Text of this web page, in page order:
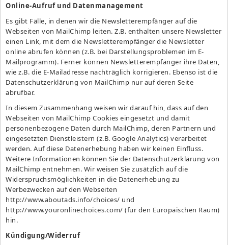
Online-Aufruf und Datenmanagement
Es gibt Fälle, in denen wir die Newsletterempfänger auf die
Webseiten von MailChimp leiten. Z.B. enthalten unsere Newsletter
einen Link, mit dem die Newsletterempfänger die Newsletter
online abrufen können (z.B. bei Darstellungsproblemen im E-
Mailprogramm). Ferner können Newsletterempfänger ihre Daten,
wie z.B. die E-Mailadresse nachträglich korrigieren. Ebenso ist die
Datenschutzerklärung von MailChimp nur auf deren Seite
abrufbar.
In diesem Zusammenhang weisen wir darauf hin, dass auf den
Webseiten von MailChimp Cookies eingesetzt und damit
personenbezogene Daten durch MailChimp, deren Partnern und
eingesetzten Dienstleistern (z.B. Google Analytics) verarbeitet
werden. Auf diese Datenerhebung haben wir keinen Einfluss.
Weitere Informationen können Sie der Datenschutzerklärung von
MailChimp entnehmen. Wir weisen Sie zusätzlich auf die
Widerspruchsmöglichkeiten in die Datenerhebung zu
Werbezwecken auf den Webseiten
http://www.aboutads.info/choices/ und
http://www.youronlinechoices.com/ (für den Europäischen Raum)
hin.
Kündigung/Widerruf